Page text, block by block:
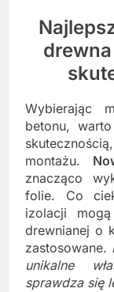
Wybierając
betonu,
montażu.
znacząco
folie. Co
izolacji
drewnianej o
zastosowane.
unikalne
sprawdza się